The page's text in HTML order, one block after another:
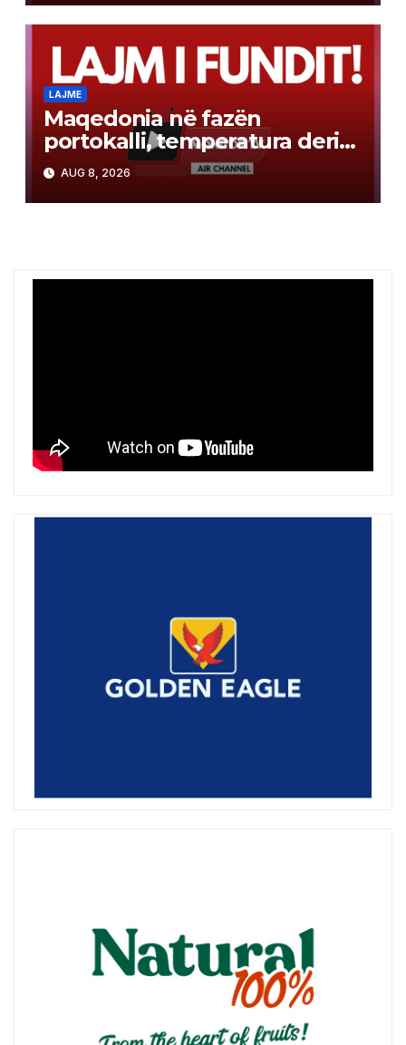
LAJME
Maqedonia në fazën
portokalli, temperatura deri
në 40°C, ISHP me
rekomandime për mbrojtje
shëndetësore
AUG 8, 2026